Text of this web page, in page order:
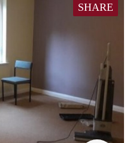
SHARE